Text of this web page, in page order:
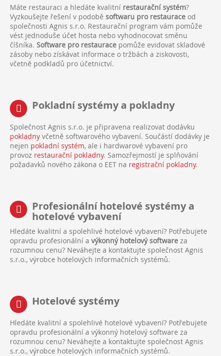
Máte restauraci a hledáte kvalitní restaurační systém?
Vyzkoušejte řešení v podobě softwaru pro restaurace od
společnosti Agnis s.r.o. Restaurační program vám pomůže
vést jednoduše účet hosta nebo vyhodnocovat směnu
číšníka. Software pro restaurace pomůže evidovat skladové
zásoby nebo získávat informace o tržbách a ziskovosti,
včetně podkladů pro účetnictví.
Pokladní systémy a pokladny
Společnost Agnis s.r.o. je připravena realizovat dodávku
pokladny včetně softwarového vybavení. Součástí dodávky je
nejen pokladní systém, ale i hardwarové vybavení pro
provoz restaurační pokladny. Samozřejmostí je splňování
požadavků nového zákona o EET na registrační pokladny.
Profesionální hotelové systémy a
hotelové vybavení
Hledáte kvalitní a spolehlivé hotelové vybavení? Potřebujete
opravdu profesionální a výkonný hotelový software za
rozumnou cenu? Neváhejte a kontaktujte společnost Agnis
s.r.o., výrobce hotelových informačních systémů.
Hotelové systémy
Hledáte kvalitní a spolehlivé hotelové vybavení? Potřebujete
opravdu profesionální a výkonný hotelový software za
rozumnou cenu? Neváhejte a kontaktujte společnost Agnis
s.r.o., výrobce hotelových informačních systémů.